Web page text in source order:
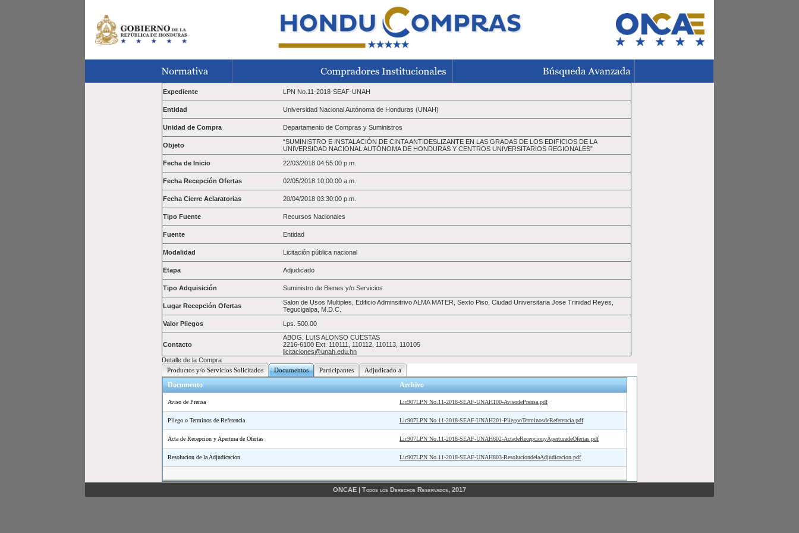
Expediente LPN No.11-2018-SEAF-UNAH
Entidad Universidad Nacional Autónoma de Honduras (UNAH)
Unidad de Compra Departamento de Compras y Suministros
Objeto
“SUMINISTRO E INSTALACIÓN DE CINTA ANTIDESLIZANTE EN LAS GRADAS DE LOS EDIFICIOS DE LA
UNIVERSIDAD NACIONAL AUTÓNOMA DE HONDURAS Y CENTROS UNIVERSITARIOS REGIONALES”
Fecha de Inicio
22/03/2018 04:55:00 p.m.
Fecha Recepción Ofertas 02/05/2018 10:00:00 a.m.
Fecha Cierre Aclaratorias 20/04/2018 03:30:00 p.m.
Tipo Fuente Recursos Nacionales
Fuente Entidad
Modalidad Licitación pública nacional
Etapa Adjudicado
Tipo Adquisición Suministro de Bienes y/o Servicios
Lugar Recepción Ofertas
Salon de Usos Multiples, Edificio Adminsitrivo ALMA MATER, Sexto Piso, Ciudad Universitaria Jose Trinidad Reyes,
Tegucigalpa, M.D.C.
Valor Pliegos
Lps. 500.00
Contacto
ABOG. LUIS ALONSO CUESTAS
2216-6100 Ext. 110111, 110112, 110113, 110105
licitaciones@unah.edu.hn
Detalle de la Compra
Productos y/o Servicios Solicitados
Documentos Participantes Adjudicado a
Documento Archivo
Aviso de Prensa Lic907LPN No.11-2018-SEAF-UNAH100-AvisodePrensa.pdf
Pliego o Terminos de Referencia Lic907LPN No.11-2018-SEAF-UNAH201-PliegooTerminosdeReferencia.pdf
Acta de Recepcion y Apertura de Ofertas Lic907LPN No.11-2018-SEAF-UNAH602-ActadeRecepcionyAperturadeOfertas.pdf
Resolucion de la Adjudicacion Lic907LPN No.11-2018-SEAF-UNAH803-ResoluciondelaAdjudicacion.pdf
ONCAE | Todos los Derechos Reservados, 2017